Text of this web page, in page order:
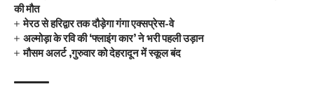
की मौत
मेरठ से हरिद्वार तक दौड़ेगा गंगा एक्सप्रेस-वे
अल्मोड़ा के रवि की ‘फ्लाइंग कार’ ने भरी पहली उड़ान
मौसम अलर्ट ,गुरुवार को देहरादून में स्कूल बंद